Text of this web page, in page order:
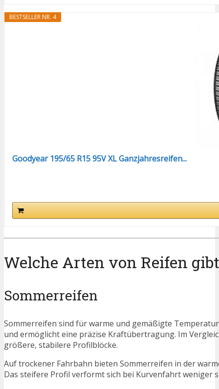
BESTSELLER NR. 4
Goodyear 195/65 R15 95V XL Ganzjahresreifen...
Welche Arten von Reifen
Sommerreifen
Sommerreifen sind für warme und gemäßigte
und ermöglicht eine präzise Kraftübertragung. Im
größere, stabilere Profilblöcke.
Auf trockener Fahrbahn bieten Sommerreifen in der
Das steifere Profil verformt sich bei Kurvenfahrt weniger